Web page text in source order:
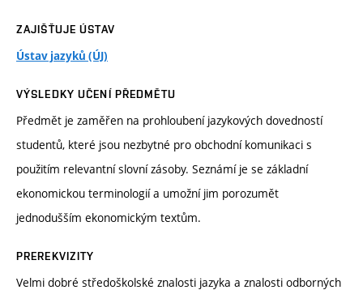
ZAJIŠŤUJE ÚSTAV
Ústav jazyků (ÚJ)
VÝSLEDKY UČENÍ PŘEDMĚTU
Předmět je zaměřen na prohloubení jazykových dovedností
studentů, které jsou nezbytné pro obchodní komunikaci s
použitím relevantní slovní zásoby. Seznámí je se základní
ekonomickou terminologií a umožní jim porozumět
jednodušším ekonomickým textům.
PREREKVIZITY
Velmi dobré středoškolské znalosti jazyka a znalosti odborných